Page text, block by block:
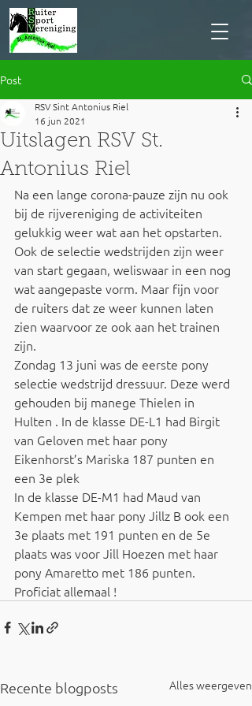
Post
Uitslagen RSV St.
Antonius Riel
RSV Sint Antonius Riel
16 jun 2021
Na een lange corona-pauze zijn nu ook
bij de rijvereniging de activiteiten
gelukkig weer wat aan het opstarten.
Ook de selectie wedstrijden zijn weer
van start gegaan, weliswaar in een nog
wat aangepaste vorm. Maar fijn voor
de ruiters dat ze weer kunnen laten
zien waarvoor ze ook aan het trainen
zijn.
Zondag 13 juni was de eerste pony
selectie wedstrijd dressuur. Deze werd
gehouden bij manege Thielen in
Hulten . In de klasse DE-L1 had Birgit
van Geloven met haar pony
Eikenhorst’s Mariska 187 punten en
een 3e plek
In de klasse DE-M1 had Maud van
Kempen met haar pony Jillz B ook een
3e plaats met 191 punten en de 5e
plaats was voor Jill Hoezen met haar
pony Amaretto met 186 punten.
Proficiat allemaal !
Recente blogposts Alles weergeven